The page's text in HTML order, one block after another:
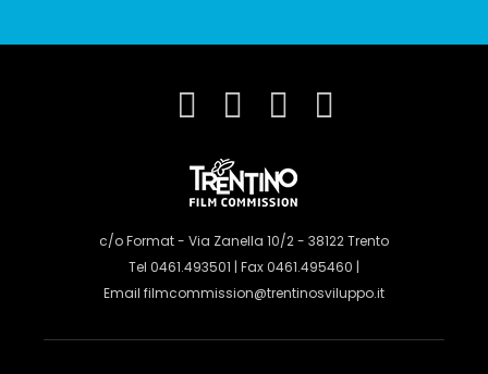
c/o Format - Via Zanella 10/2 - 38122 Trento
Tel 0461.493501 | Fax 0461.495460 |
Email filmcommission@trentinosviluppo.it